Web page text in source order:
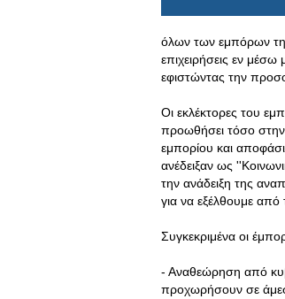
όλων των εμπόρων
επιχειρήσεις εν μέσω
εφιστώντας την
Οι εκλέκτορες του
προωθήσει τόσο στην
εμπορίου και
ανέδειξαν ως
την ανάδειξη της
για να εξέλθουμε από
Συγκεκριμένα οι
- Αναθεώρηση από
προχωρήσουν σε